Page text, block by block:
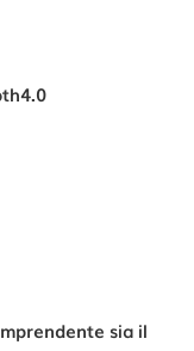
sia il